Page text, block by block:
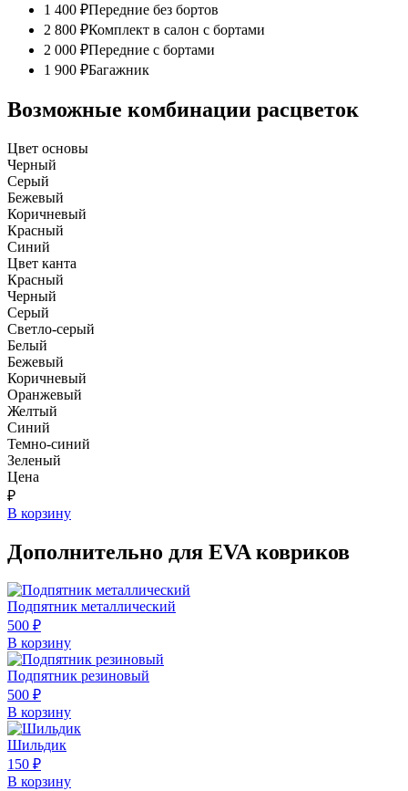
1 400 ₽Передние без бортов
2 800 ₽Комплект в салон с бортами
2 000 ₽Передние с бортами
1 900 ₽Багажник
Возможные комбинации расцветок
Цвет основы
Черный
Серый
Бежевый
Коричневый
Красный
Синий
Цвет канта
Красный
Черный
Серый
Светло-серый
Белый
Бежевый
Коричневый
Оранжевый
Желтый
Синий
Темно-синий
Зеленый
Цена
₽
В корзину
Дополнительно для EVA ковриков
Подпятник металлический
500 ₽
В корзину
Подпятник резиновый
500 ₽
В корзину
Шильдик
150 ₽
В корзину